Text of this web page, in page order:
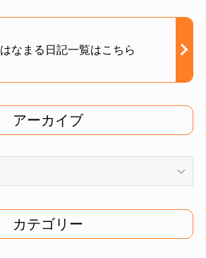
はなまる日記一覧はこちら
アーカイブ
カテゴリー